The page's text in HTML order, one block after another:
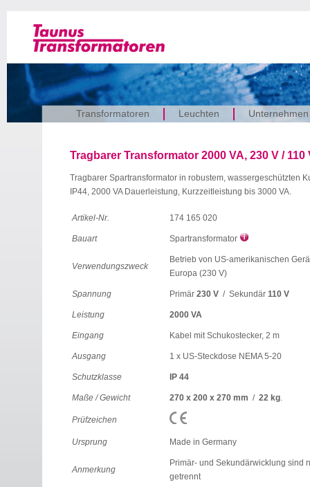
Transformatoren Leuchten Unternehmen
Tragbarer Transformator 2000 VA, 230 V / 110
Tragbarer Spartransformator in robustem, wassergeschützten
IP44, 2000 VA Dauerleistung, Kurzzeitleistung bis 3000 VA.
Artikel-Nr. 174 165 020
Bauart Spartransformator
Verwendungszweck
Betrieb von US-amerikanischen
Europa (230 V)
Spannung Primär 230 V / Sekundär 110 V
Leistung 2000 VA
Eingang Kabel mit Schukostecker, 2 m
Ausgang 1 x US-Steckdose NEMA 5-20
Schutzklasse IP 44
Maße / Gewicht 270 x 200 x 270 mm / 22 kg.
Prüfzeichen
Ursprung Made in Germany
Anmerkung
Primär- und Sekundärwicklung sind
getrennt